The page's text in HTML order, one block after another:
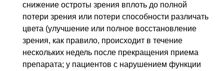
снижение остроты зрения вплоть до полной
потери зрения или потери способности различать
цвета (улучшение или полное восстановление
зрения, как правило, происходит в течение
нескольких недель после прекращения приема
препарата; у пациентов с нарушением функции